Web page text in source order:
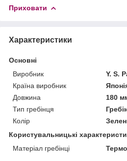
Приховати
Характеристики
Основні
Виробник
Y. S.
Країна виробник
Довжина
180
Тип гребінця
Колір
Користувальницькі
Матеріал гребінці